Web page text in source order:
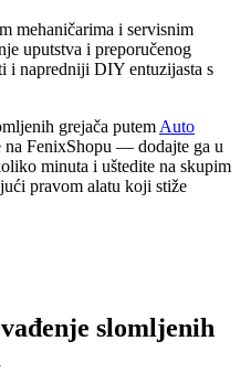
mehaničarima i servisnim
uputstva i preporučenog
i napredniji DIY entuzijasta s
grejača putem Auto
na FenixShopu — dodajte ga u
minuta i uštedite na skupim
pravom alatu koji stiže
slomljenih